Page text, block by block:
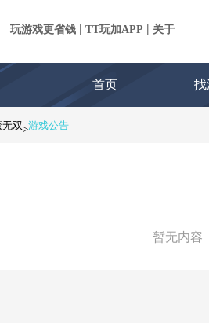
玩游戏更省钱 | TT玩加APP | 关于
首页 找
双>游戏公告
暂无内容